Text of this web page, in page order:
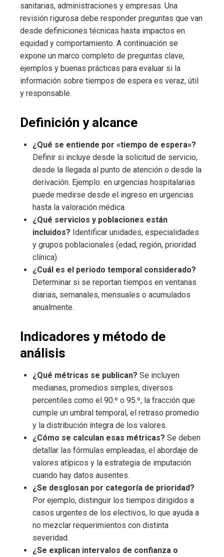
sanitarias, administraciones y empresas. Una
revisión rigurosa debe responder preguntas que van
desde definiciones técnicas hasta impactos en
equidad y comportamiento. A continuación se
expone un marco completo de preguntas clave,
ejemplos y buenas prácticas para evaluar si la
información sobre tiempos de espera es veraz, útil
y responsable.
Definición y alcance
¿Qué se entiende por «tiempo de espera»?
Definir si incluye desde la solicitud de servicio,
desde la llegada al punto de atención o desde la
derivación. Ejemplo: en urgencias hospitalarias
puede medirse desde el ingreso en urgencias
hasta la valoración médica.
¿Qué servicios y poblaciones están
incluidos? Identificar unidades, especialidades
y grupos poblacionales (edad, región, prioridad
clínica).
¿Cuál es el periodo temporal considerado?
Determinar si se reportan tiempos en ventanas
diarias, semanales, mensuales o acumulados
anualmente.
Indicadores y método de
análisis
¿Qué métricas se publican? Se incluyen
medianas, promedios simples, diversos
percentiles como el 90.º o 95.º, la fracción que
cumple un umbral temporal, el retraso promedio
y la distribución íntegra de los valores.
¿Cómo se calculan esas métricas? Se deben
detallar las fórmulas empleadas, el abordaje de
valores atípicos y la estrategia de imputación
cuando hay datos ausentes.
¿Se desglosan por categoría de prioridad?
Por ejemplo, distinguir los tiempos dirigidos a
casos urgentes de los electivos, lo que ayuda a
no mezclar requerimientos con distinta
severidad.
¿Se explican intervalos de confianza o